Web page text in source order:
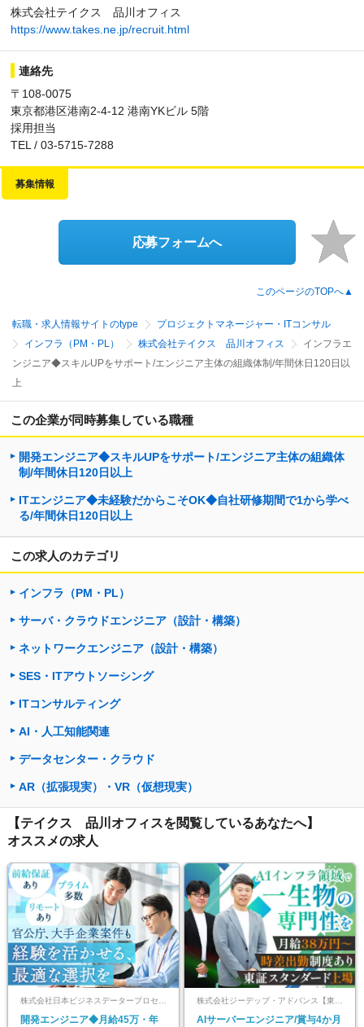
株式会社テイクス 品川オフィス
https://www.takes.ne.jp/recruit.html
連絡先
〒108-0075
東京都港区港南2‑4‑12 港南YKビル 5階
採用担当
TEL / 03-5715-7288
募集情報
応募フォームへ
このページのTOPへ▲
転職・求人情報サイトのtype
プロジェクトマネージャー・ITコンサル
インフラ（PM・PL）
株式会社テイクス 品川オフィス
インフラエ
ンジニア◆スキルUPをサポート/エンジニア主体の組織体制/年間休日120日以
上
この企業が同時募集している職種
開発エンジニア◆スキルUPをサポート/エンジニア主体の組織体
制/年間休日120日以上
ITエンジニア◆未経験だからこそOK◆自社研修期間で1から学べ
る/年間休日120日以上
この求人のカテゴリ
インフラ（PM・PL）
サーバ・クラウドエンジニア（設計・構築）
ネットワークエンジニア（設計・構築）
SES・ITアウトソーシング
ITコンサルティング
AI・人工知能関連
データセンター・クラウド
AR（拡張現実）・VR（仮想現実）
【テイクス 品川オフィスを閲覧しているあなたへ】
オススメの求人
開発エンジニア◆月給45万・年
AIサーバーエンジニア/賞与4か月